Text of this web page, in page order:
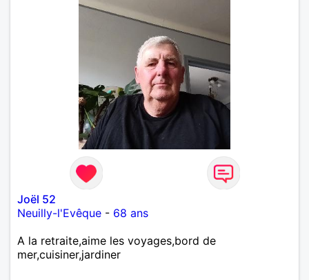
Joël 52
Neuilly-l'Evêque - 68 ans
A la retraite,aime les voyages,bord de
mer,cuisiner,jardiner